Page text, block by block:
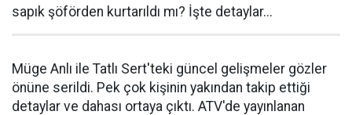
sapık şöförden kurtarıldı mı? İşte detaylar...
Müge Anlı ile Tatlı Sert'teki güncel gelişmeler gözler
önüne serildi. Pek çok kişinin yakından takip ettiği
detaylar ve dahası ortaya çıktı. ATV'de yayınlanan